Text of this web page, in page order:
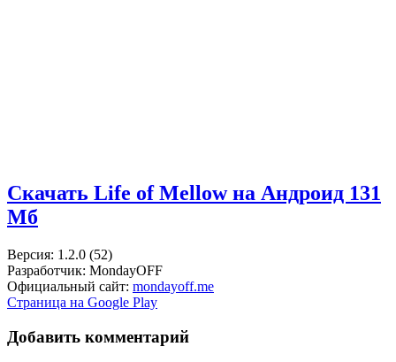
Скачать Life of Mellow на Андроид 131
Мб
Версия: 1.2.0 (52)
Разработчик: MondayOFF
Официальный сайт: mondayoff.me
Страница на Google Play
Добавить комментарий